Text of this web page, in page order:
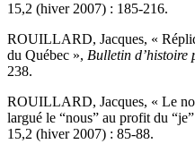
15,2 (hiver 2007) : 185-216.
ROUILLARD, Jacques, «
du Québec », Bulletin d’histoire
238.
ROUILLARD, Jacques, « Le
largué le “nous” au profit du
15,2 (hiver 2007) : 85-88.